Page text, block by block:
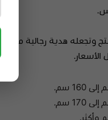
وتجعله هدية رجالية مثالية .
الأسعار.